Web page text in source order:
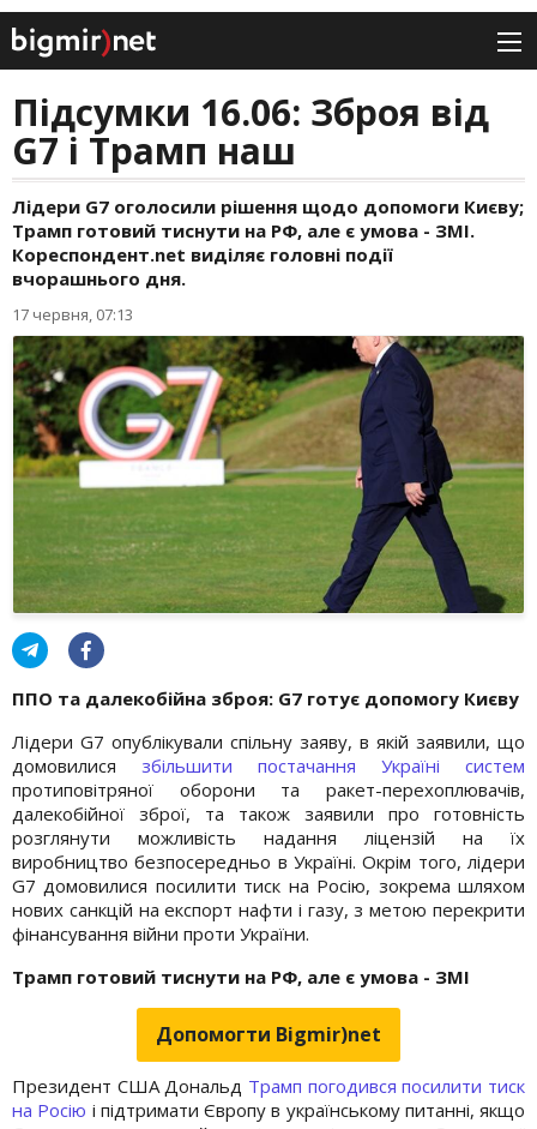
Підсумки 16.06: Зброя від
G7 і Трамп наш
Лідери G7 оголосили рішення щодо допомоги Києву;
Трамп готовий тиснути на РФ, але є умова - ЗМІ.
Кореспондент.net виділяє головні події
вчорашнього дня.
17 червня, 07:13
ППО та далекобійна зброя: G7 готує допомогу Києву
Лідери G7 опублікували спільну заяву, в якій заявили, що
домовилися збільшити постачання Україні систем
протиповітряної оборони та ракет-перехоплювачів,
далекобійної зброї, та також заявили про готовність
розглянути можливість надання ліцензій на їх
виробництво безпосередньо в Україні. Окрім того, лідери
G7 домовилися посилити тиск на Росію, зокрема шляхом
нових санкцій на експорт нафти і газу, з метою перекрити
фінансування війни проти України.
Трамп готовий тиснути на РФ, але є умова - ЗМІ
Допомогти Bigmir)net
Президент США Дональд Трамп погодився посилити тиск
на Росію і підтримати Європу в українському питанні, якщо